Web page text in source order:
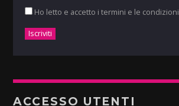
Ho letto e accetto i termini e le condizioni
ACCESSO UTENTI